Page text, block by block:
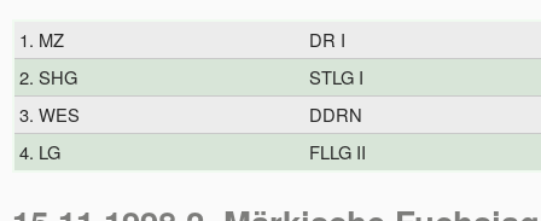
1. MZ
DR I
2. SHG
STLG I
3. WES
DDRN
4. LG
FLLG II